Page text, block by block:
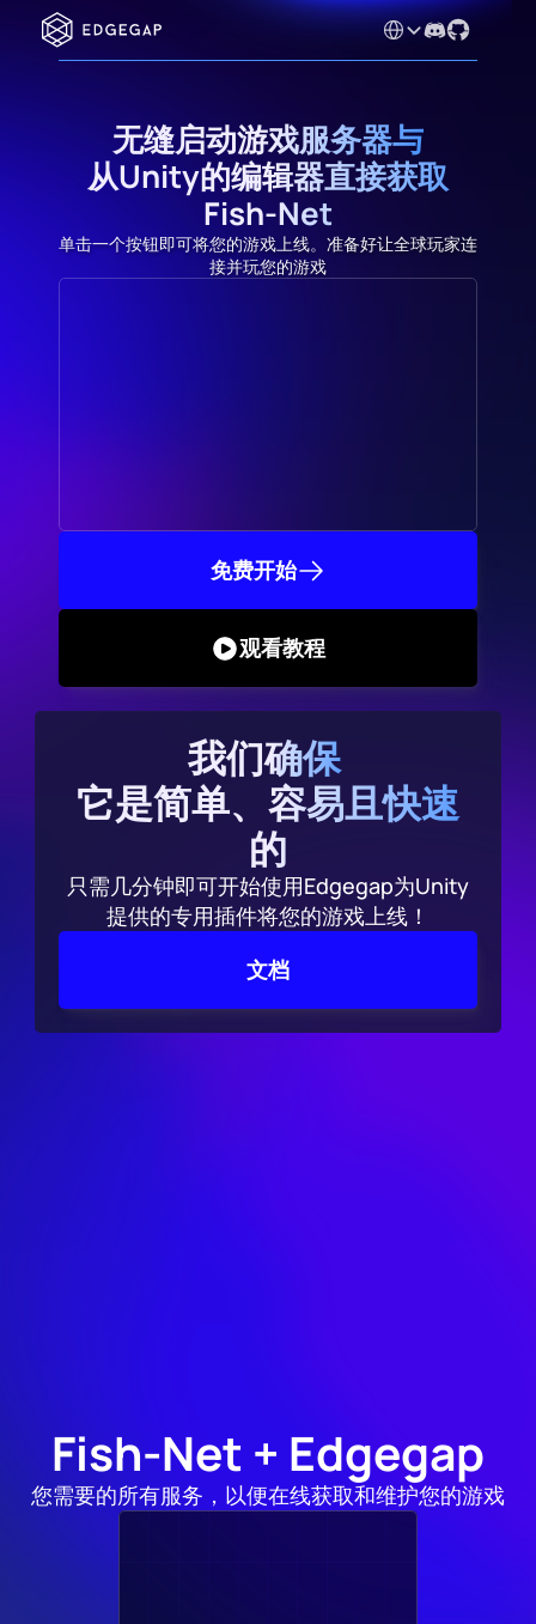
Select Language
无缝启动游戏服务器与
从Unity的编辑器直接获取
Fish-Net
单击一个按钮即可将您的游戏上线。准备好让全球玩家连
接并玩您的游戏
免费开始
观看教程
我们确保
它是简单、容易且快速
的
只需几分钟即可开始使用Edgegap为Unity
提供的专用插件将您的游戏上线！
文档
Fish-Net + Edgegap
您需要的所有服务，以便在线获取和维护您的游戏